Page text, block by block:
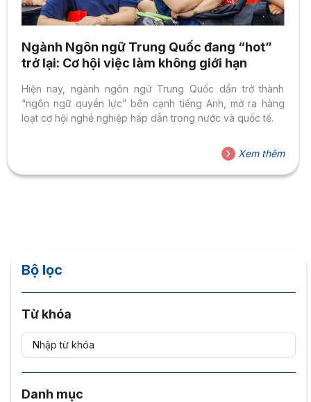
Ngành Ngôn ngữ Trung Quốc đang “hot”
trở lại: Cơ hội việc làm không giới hạn
Hiện nay, ngành ngôn ngữ Trung Quốc dần trở thành
“ngôn ngữ quyền lực” bên cạnh tiếng Anh, mở ra hàng
loạt cơ hội nghề nghiệp hấp dẫn trong nước và quốc tế.
Xem thêm
Bộ lọc
Từ khóa
Danh mục